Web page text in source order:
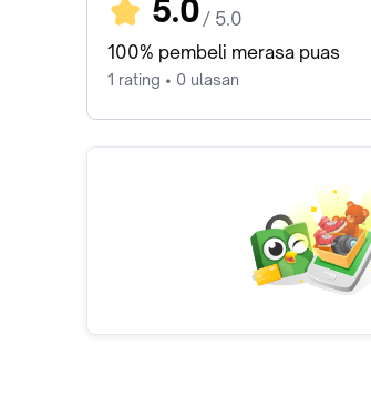
5.0 / 5.0
100% pembeli merasa puas
1 rating • 0 ulasan